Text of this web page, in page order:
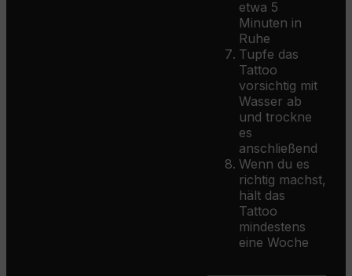
etwa 5
Minuten in
Ruhe
Tupfe das
Tattoo
vorsichtig mit
Wasser ab
und trockne
es
anschließend
Wenn du es
richtig machst,
hält das
Tattoo
mindestens
eine Woche